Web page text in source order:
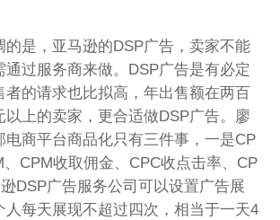
的是，亚马逊的DSP广告，卖家不能
通过服务商来做。DSP广告是有必定
者的请求也比拟高，年出售额在两百
以上的卖家，更合适做DSP广告。廖
电商平台商品化只有三件事，一是CP
、CPM收取佣金、CPC收点击率、CP
DSP广告服务公司可以设置广告展
人每天展现不超过四次，相当于一天4